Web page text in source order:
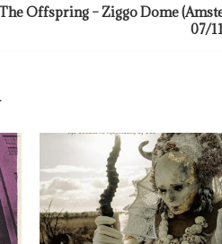
Offspring – Ziggo Dome
07/